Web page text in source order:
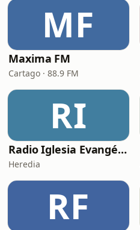
MF
Maxima FM
Cartago · 88.9 FM
RI
Radio Iglesia Evangélica Dios Te Ama
Heredia
RF